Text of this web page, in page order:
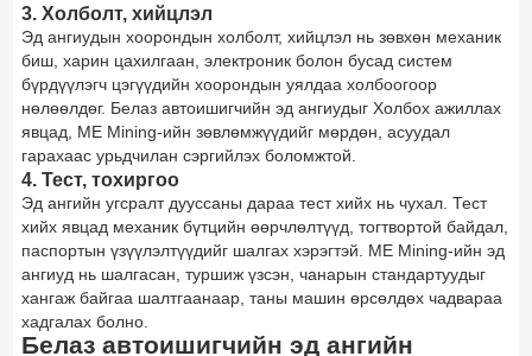
3. Холболт, хийцлэл
Эд ангиудын хоорондын холболт, хийцлэл нь зөвхөн механик
биш, харин цахилгаан, электроник болон бусад систем
бүрдүүлэгч цэгүүдийн хоорондын уялдаа холбоогоор
нөлөөлдөг. Белаз автоишигчийн эд ангиудыг Холбох ажиллах
явцад, ME Mining-ийн зөвлөмжүүдийг мөрдөн, асуудал
гарахаас урьдчилан сэргийлэх боломжтой.
4. Тест, тохиргоо
Эд ангийн угсралт дууссаны дараа тест хийх нь чухал. Тест
хийх явцад механик бүтцийн өөрчлөлтүүд, тогтвортой байдал,
паспортын үзүүлэлтүүдийг шалгах хэрэгтэй. ME Mining-ийн эд
ангиуд нь шалгасан, туршиж үзсэн, чанарын стандартуудыг
хангаж байгаа шалтгаанаар, таны машин өрсөлдөх чадвараа
хадгалах болно.
Белаз автоишигчийн эд ангийн